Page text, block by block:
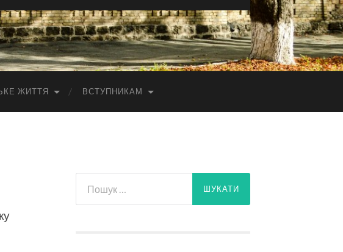
ЖИТТЯ ВСТУПНИКАМ